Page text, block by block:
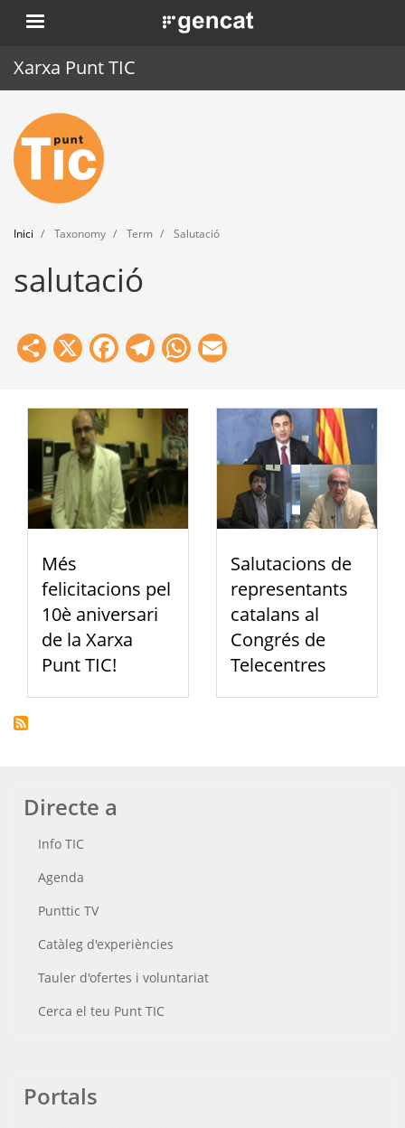
Vés
al
. Obre en una nova finestra.
Xarxa Punt TIC
Inici
Punt TIC
Actualitat
Agenda
Formació
Eines
Inici Taxonomy Term Salutació
salutació
Share
X Facebook
Telegram
WhatsApp
Més
felicitacions pel
10è aniversari
de la Xarxa
Punt TIC!
Salutacions de
representants
catalans al
Congrés de
Telecentres
Directe a
Info TIC
Agenda
Punttic TV
Catàleg d'experiències
Tauler d'ofertes i voluntariat
Cerca el teu Punt TIC
Portals